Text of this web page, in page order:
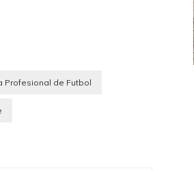
Profesional de Futbol
FÚTBOL FEMENINO